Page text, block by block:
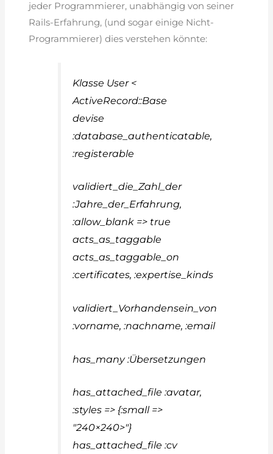
jeder Programmierer, unabhängig von seiner
Rails-Erfahrung, (und sogar einige Nicht-
Programmierer) dies verstehen könnte:
Klasse User <
ActiveRecord::Base
devise
:database_authenticatable,
:registerable
validiert_die_Zahl_der
:Jahre_der_Erfahrung,
:allow_blank => true
acts_as_taggable
acts_as_taggable_on
:certificates, :expertise_kinds
validiert_Vorhandensein_von
:vorname, :nachname, :email
has_many :Übersetzungen
has_attached_file :avatar,
:styles => {:small =>
"240×240>"}
has_attached_file :cv